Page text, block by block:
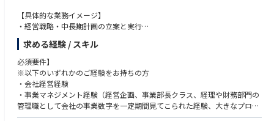
見をフルに発揮し、最強のチームと仕組みを創り上げてください。
・IPO実績という「キャリア資産」の獲得: 急成長企業のIPOプロセスを、I
T責任者として完遂する経験は、あなたの市場価値を確固たるものにしま
す。
ルダーと円滑に連携できる高いコミュニケーション能力を持つ方
【具体的な業務イメージ】
・経営戦略・中長期計画の立案と実行
・組織/人材マネジメント、評価制度設計
・財務
・資本政策、行政連携
・福祉政策対応
・新規拠点の立ち上げ支援
・サービス品質の向上と現場連携
・社内外のステークホルダーとの関係構築
求める経験 / スキル
必須要件】
※以下のいずれかのご経験をお持ちの方
・会社経営経験
・事業マネジメント経験（経営企画、事業部長クラス、経理や財務部門の
管理職として会社の事業数字を一定期間見てこられた経験、大きなプロジ
ェクトのPM経験など）